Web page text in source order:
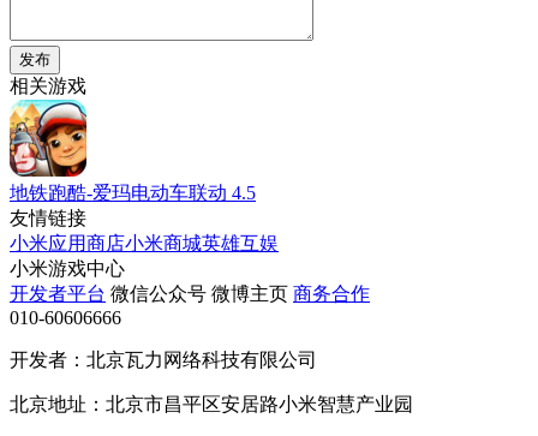
发布
相关游戏
地铁跑酷-爱玛电动车联动 4.5
友情链接
小米应用商店小米商城英雄互娱
小米游戏中心
开发者平台 微信公众号 微博主页 商务合作
010-60606666
开发者：北京瓦力网络科技有限公司
北京地址：北京市昌平区安居路小米智慧产业园